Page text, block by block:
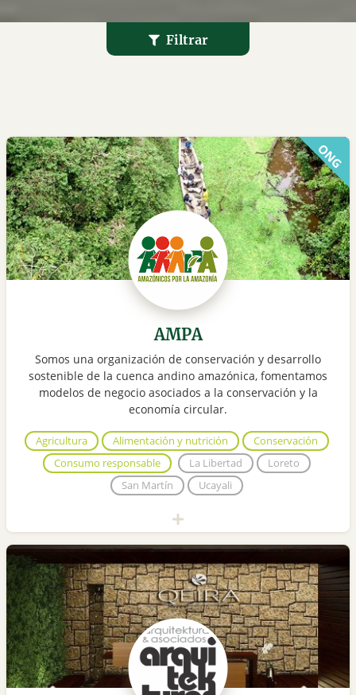
Filtrar
AMPA
Somos una organización de conservación y desarrollo
sostenible de la cuenca andino amazónica, fomentamos
modelos de negocio asociados a la conservación y la
economía circular.
Agricultura Alimentación y nutrición
Conservación
Consumo responsable
La Libertad
Loreto
San Martín
Ucayali